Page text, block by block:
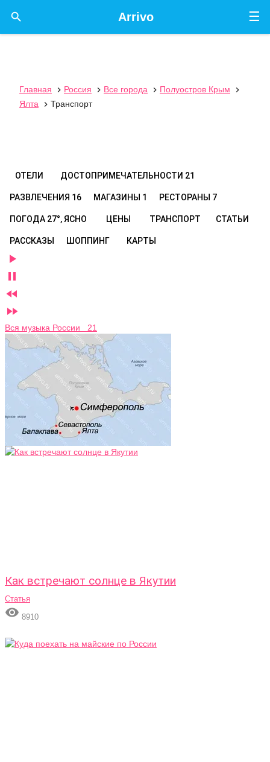
☰
Arrivo

Главная  Россия  Все города  Полуостров Крым

Ялта
 Транспорт
ОТЕЛИ ДОСТОПРИМЕЧАТЕЛЬНОСТИ 21
РАЗВЛЕЧЕНИЯ 16 МАГАЗИНЫ 1 РЕСТОРАНЫ 7
ПОГОДА 27°, ЯСНО ЦЕНЫ ТРАНСПОРТ СТАТЬИ
РАССКАЗЫ ШОППИНГ КАРТЫ




Вся музыка России 21
Как встречают солнце в Якутии
Статья
 8910